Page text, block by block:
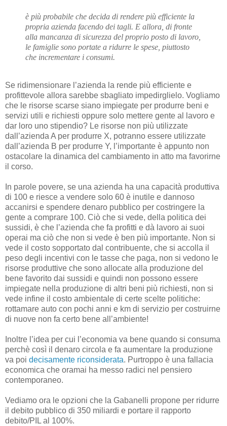
è più probabile che decida di rendere più efficiente la
propria azienda facendo dei tagli. E allora, di fronte
alla mancanza di sicurezza del proprio posto di lavoro,
le famiglie sono portate a ridurre le spese, piuttosto
che incrementare i consumi.
Se ridimensionare l’azienda la rende più efficiente e
profittevole allora sarebbe sbagliato impedirglielo. Vogliamo
che le risorse scarse siano impiegate per produrre beni e
servizi utili e richiesti oppure solo mettere gente al lavoro e
dar loro uno stipendio? Le risorse non più utilizzate
dall’azienda A per produrre X, potranno essere utilizzate
dall’azienda B per produrre Y, l’importante è appunto non
ostacolare la dinamica del cambiamento in atto ma favorirne
il corso.
In parole povere, se una azienda ha una capacità produttiva
di 100 e riesce a vendere solo 60 è inutile e dannoso
accanirsi e spendere denaro pubblico per costringere la
gente a comprare 100. Ciò che si vede, della politica dei
sussidi, è che l’azienda che fa profitti e dà lavoro ai suoi
operai ma ciò che non si vede è ben più importante. Non si
vede il costo sopportato dal contribuente, che si accolla il
peso degli incentivi con le tasse che paga, non si vedono le
risorse produttive che sono allocate alla produzione del
bene favorito dai sussidi e quindi non possono essere
impiegate nella produzione di altri beni più richiesti, non si
vede infine il costo ambientale di certe scelte politiche:
rottamare auto con pochi anni e km di servizio per costruirne
di nuove non fa certo bene all’ambiente!
Inoltre l’idea per cui l’economia va bene quando si consuma
perchè così il denaro circola e fa aumentare la produzione
va poi decisamente riconsiderata. Purtroppo è una fallacia
economica che oramai ha messo radici nel pensiero
contemporaneo.
Vediamo ora le opzioni che la Gabanelli propone per ridurre
il debito pubblico di 350 miliardi e portare il rapporto
debito/PIL al 100%.